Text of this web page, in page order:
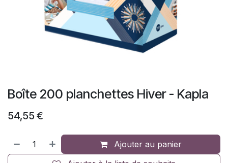
Boîte 200 planchettes Hiver - Kapla
54,55 €
Ajouter au panier